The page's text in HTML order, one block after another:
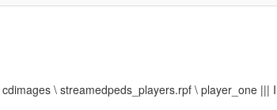
\ streamedpeds_players.rpf \ player_one |||